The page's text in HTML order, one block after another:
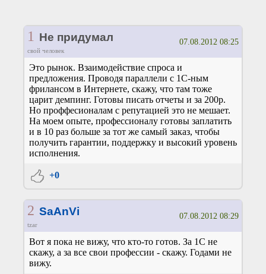
1 Не придумал
свой человек
07.08.2012 08:25
Это рынок. Взаимодействие спроса и
предложения. Проводя параллели с 1С-ным
фрилансом в Интернете, скажу, что там тоже
царит демпинг. Готовы писать отчеты и за 200р.
Но проффесионалам с репутацией это не мешает.
На моем опыте, профессионалу готовы заплатить
и в 10 раз больше за тот же самый заказ, чтобы
получить гарантии, поддержку и высокий уровень
исполнения.
+0
2 SaAnVi
tzar
07.08.2012 08:29
Вот я пока не вижу, что кто-то готов. За 1С не
скажу, а за все свои профессии - скажу. Годами не
вижу.